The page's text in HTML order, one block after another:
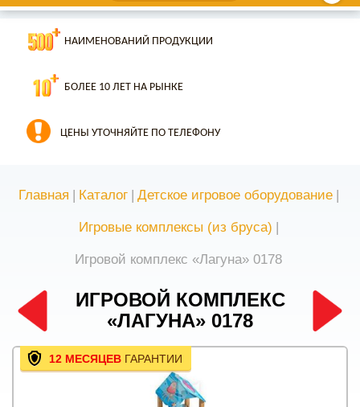
НАИМЕНОВАНИЙ ПРОДУКЦИИ
БОЛЕЕ 10 ЛЕТ НА РЫНКЕ
ЦЕНЫ УТОЧНЯЙТЕ ПО ТЕЛЕФОНУ
Главная | Каталог | Детское игровое оборудование |
Игровые комплексы (из бруса) |
Игровой комплекс «Лагуна» 0178
ИГРОВОЙ КОМПЛЕКС
«ЛАГУНА» 0178
12 МЕСЯЦЕВ ГАРАНТИИ